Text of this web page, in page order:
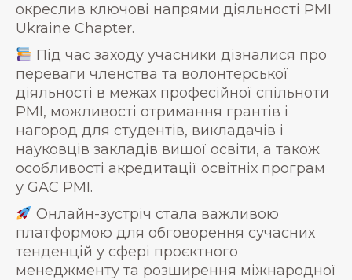
окреслив ключові напрями діяльності PMI
Ukraine Chapter.
Під час заходу учасники дізналися про
переваги членства та волонтерської
діяльності в межах професійної спільноти
PMI, можливості отримання грантів і
нагород для студентів, викладачів і
науковців закладів вищої освіти, а також
особливості акредитації освітніх програм
у GAC PMI.
Онлайн-зустріч стала важливою
платформою для обговорення сучасних
тенденцій у сфері проєктного
менеджменту та розширення міжнародної